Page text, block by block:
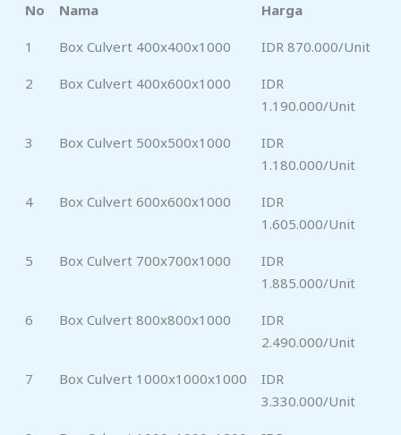
No Nama Harga
1 Box Culvert 400x400x1000 IDR 870.000/Unit
2 Box Culvert 400x600x1000
IDR
1.190.000/Unit
3 Box Culvert 500x500x1000
IDR
1.180.000/Unit
4 Box Culvert 600x600x1000
IDR
1.605.000/Unit
5 Box Culvert 700x700x1000
IDR
1.885.000/Unit
6 Box Culvert 800x800x1000
IDR
2.490.000/Unit
7 Box Culvert 1000x1000x1000
IDR
3.330.000/Unit